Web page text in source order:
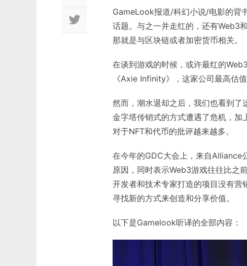
GameLook报道/科幻小说/电影的背
话题。与之一并走红的，还有Web3
那就是与区块链或者加密货币相关。
在谈到游戏的时候，或许最红的
《Axie Infinity》，这家公司最高估
然而，潮水退却之后，我们也看到
金字塔传销式的方式遭遇了危机，加
对于NFT和代币的批评越来越多。
在今年的GDC大会上，来自Alliance
原因，同时表示Web3游戏往往比之
开发者和技术专家打造的项目没有营
寻找新的方式来创造和分享价值。
以下是Gamelook听译的全部内容：